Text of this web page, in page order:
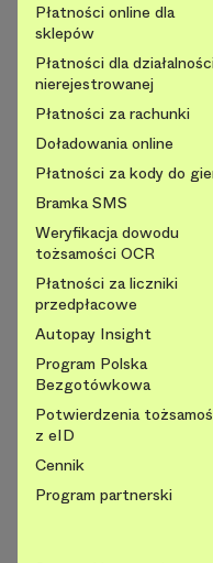
Płatności online dla
sklepów
Płatności dla działalności
nierejestrowanej
Płatności za rachunki
Doładowania online
Płatności za kody do
Bramka SMS
Weryfikacja dowodu
tożsamości OCR
Płatności za liczniki
przedpłacowe
Autopay Insight
Program Polska
Bezgotówkowa
Potwierdzenia
z eID
Cennik
Program partnerski